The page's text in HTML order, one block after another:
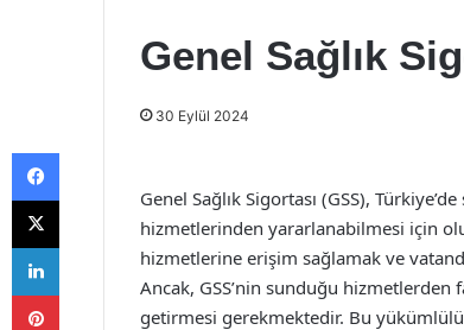
Genel Sağlık
30 Eylül 2024
Genel Sağlık Sigortası (GSS),
hizmetlerinden yararlanabilmesi için
hizmetlerine erişim sağlamak ve
Ancak, GSS’nin sunduğu
getirmesi gerekmektedir. Bu
Facebook
X
LinkedIn
Pinterest